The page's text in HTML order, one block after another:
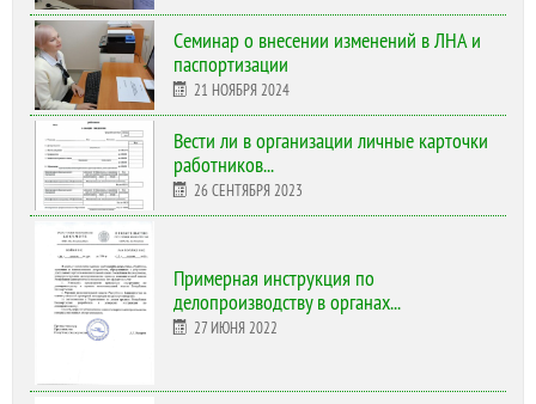
Cеминар о внесении изменений в ЛНА и
паспортизации
21 НОЯБРЯ 2024
Вести ли в организации личные карточки
работников...
26 СЕНТЯБРЯ 2023
Примерная инструкция по
делопроизводству в органах...
27 ИЮНЯ 2022